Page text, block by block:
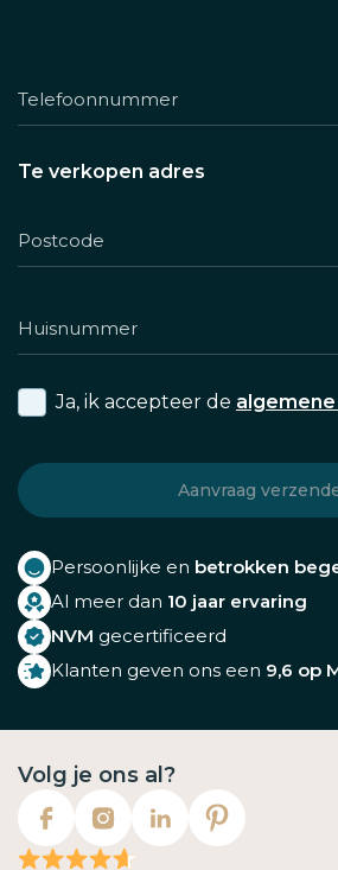
Te verkopen adres
Ja, ik accepteer de
Persoonlijke en betrokken
Al meer dan 10 jaar ervaring
NVM gecertificeerd
Klanten geven ons een 9,6 op
Volg je ons al?